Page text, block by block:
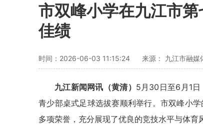
市双峰小学在九江市
佳绩
时间：2026-06-03 11:15:24 来源： 九江市融媒
九江新闻网讯（黄清） 5月30日至6月1日
青少部桌式足球选拔赛顺利举行。市双峰小
多项荣誉，充分展现了优良的竞技水平与体育